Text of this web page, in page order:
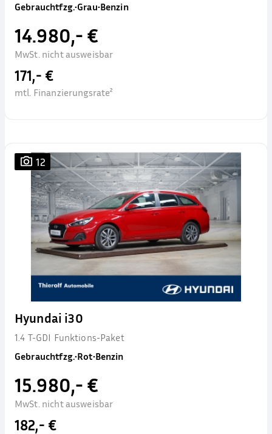
Gebrauchtfzg.•Grau•Benzin
14.980,- €
MwSt. nicht ausweisbar
171,- €
mtl. Finanzierungsrate²
12
Hyundai i30
1.4 T-GDI Funktions-Paket
Gebrauchtfzg.•Rot•Benzin
15.980,- €
MwSt. nicht ausweisbar
182,- €